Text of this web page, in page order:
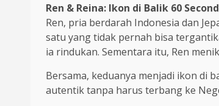
Ren & Reina: Ikon di Balik 60
Ren, pria berdarah Indonesia dan
satu yang tidak pernah bisa
ia rindukan. Sementara itu, Ren
Bersama, keduanya menjadi ikon di
autentik tanpa harus terbang ke